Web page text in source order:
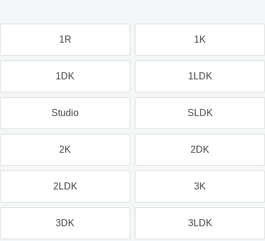
1R 1K
1DK 1LDK
Studio SLDK
2K 2DK
2LDK 3K
3DK 3LDK